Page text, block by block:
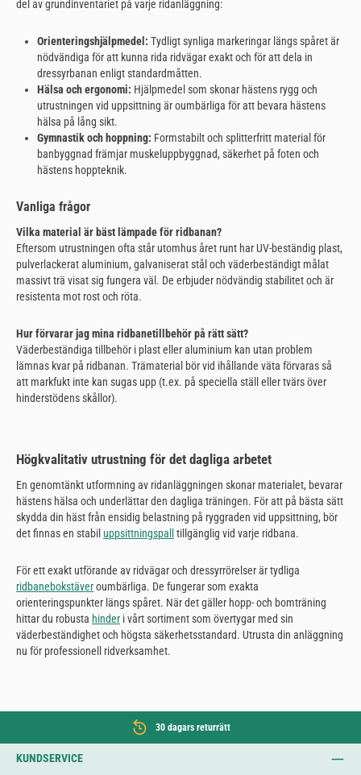
del av grundinventariet på varje ridanläggning:
Orienteringshjälpmedel: Tydligt synliga markeringar längs spåret är
nödvändiga för att kunna rida ridvägar exakt och för att dela in
dressyrbanan enligt standardmåtten.
Hälsa och ergonomi: Hjälpmedel som skonar hästens rygg och
utrustningen vid uppsittning är oumbärliga för att bevara hästens
hälsa på lång sikt.
Gymnastik och hoppning: Formstabilt och splitterfritt material för
banbyggnad främjar muskeluppbyggnad, säkerhet på foten och
hästens hoppteknik.
Vanliga frågor
Vilka material är bäst lämpade för ridbanan?
Eftersom utrustningen ofta står utomhus året runt har UV-beständig plast,
pulverlackerat aluminium, galvaniserat stål och väderbeständigt målat
massivt trä visat sig fungera väl. De erbjuder nödvändig stabilitet och är
resistenta mot rost och röta.
Hur förvarar jag mina ridbanetillbehör på rätt sätt?
Väderbeständiga tillbehör i plast eller aluminium kan utan problem
lämnas kvar på ridbanan. Trämaterial bör vid ihållande väta förvaras så
att markfukt inte kan sugas upp (t.ex. på speciella ställ eller tvärs över
hinderstödens skållor).
Högkvalitativ utrustning för det dagliga arbetet
En genomtänkt utformning av ridanläggningen skonar materialet, bevarar
hästens hälsa och underlättar den dagliga träningen. För att på bästa sätt
skydda din häst från ensidig belastning på ryggraden vid uppsittning, bör
det finnas en stabil uppsittningspall tillgänglig vid varje ridbana.
För ett exakt utförande av ridvägar och dressyrrörelser är tydliga
ridbanebokstäveroumbärliga. De fungerar som exakta
orienteringspunkter längs spåret. När det gäller hopp- och bomträning
hittar du robusta hinder i vårt sortiment som övertygar med sin
väderbeständighet och högsta säkerhetsstandard. Utrusta din anläggning
nu för professionell ridverksamhet.
30 dagars returrätt
KUNDSERVICE